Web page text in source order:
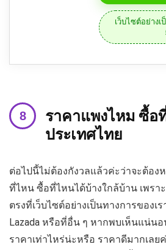
เว็บไซต์อย่าง
ราคาแพงไหม ซื้อ
ประเทศไทย
ต่อไปนี้ไม่ต้องกังวลแล้วค่ะว่าจะต้อง
ที่ไหน ซื้อที่ไหนได้บ้างใกล้บ้าน เพร
ตรงที่เว็บไซต์อย่างเป็นทางการของเ
Lazada หรือที่อื่น ๆ หากพบเห็นแน่น
ราคาเท่าไหร่น่ะหรือ ราคาดีมากเล